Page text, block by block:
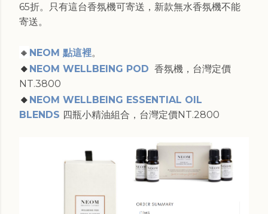
65折。只有這台香氛機可寄送，新款無水香氛機不能
寄送。
🔸 NEOM 點這裡。
🔸 NEOM WELLBEING POD 香氛機，台灣定價
NT.3800
🔸 NEOM WELLBEING ESSENTIAL OIL
BLENDS 四瓶小精油組合，台灣定價NT.2800